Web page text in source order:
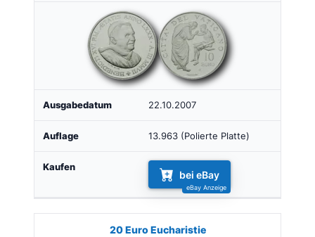
22.10.2007
13.963 (Polierte Platte)
bei eBay
20 Euro Eucharistie